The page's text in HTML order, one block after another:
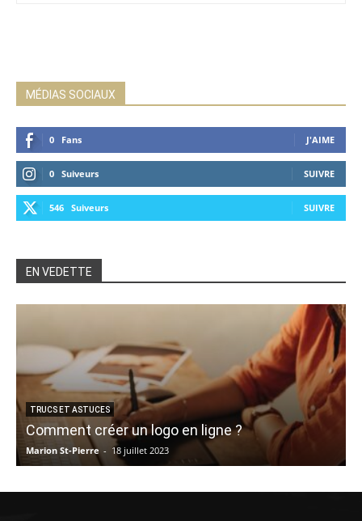
MÉDIAS SOCIAUX
0 Fans J'AIME
0 Suiveurs SUIVRE
546 Suiveurs SUIVRE
EN VEDETTE
TRUCS ET ASTUCES
Comment créer un logo en ligne ?
Marion St-Pierre - 18 juillet 2023